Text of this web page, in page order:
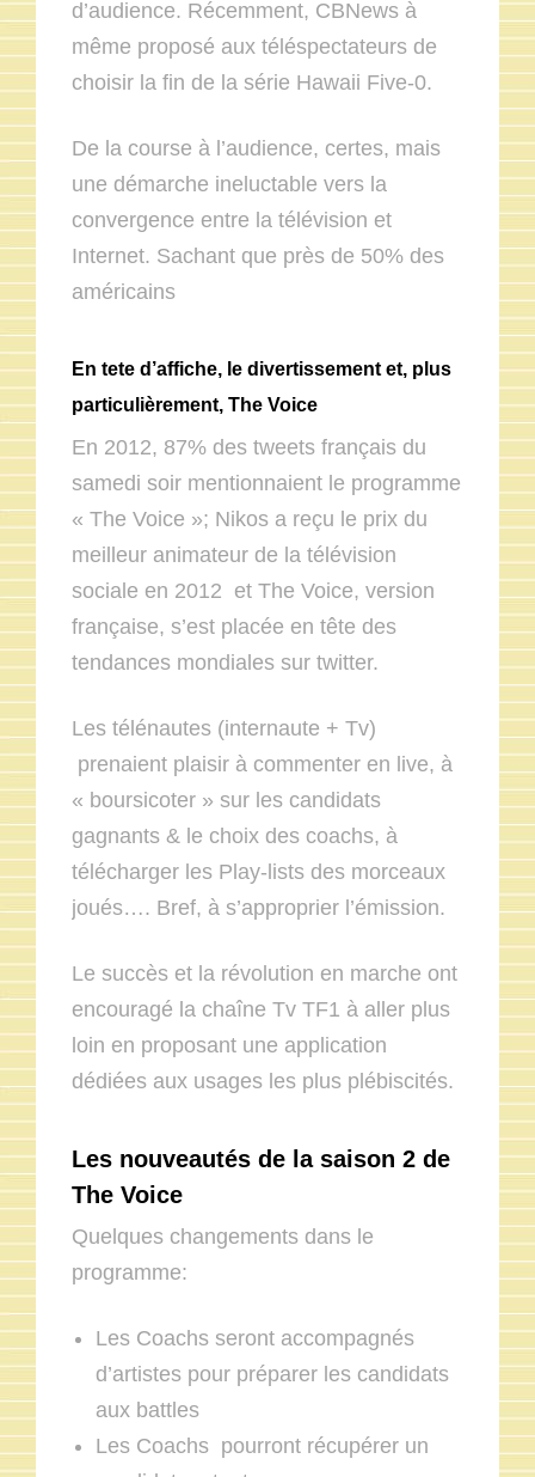
d’audience. Récemment, CBNews à
même proposé aux téléspectateurs de
choisir la fin de la série Hawaii Five-0.
De la course à l’audience, certes, mais
une démarche ineluctable vers la
convergence entre la télévision et
Internet. Sachant que près de 50% des
américains
En tete d’affiche, le divertissement et, plus
particulièrement, The Voice
En 2012, 87% des tweets français du
samedi soir mentionnaient le programme
« The Voice »; Nikos a reçu le prix du
meilleur animateur de la télévision
sociale en 2012 et The Voice, version
française, s’est placée en tête des
tendances mondiales sur twitter.
Les télénautes (internaute + Tv)
prenaient plaisir à commenter en live, à
« boursicoter » sur les candidats
gagnants & le choix des coachs, à
télécharger les Play-lists des morceaux
joués…. Bref, à s’approprier l’émission.
Le succès et la révolution en marche ont
encouragé la chaîne Tv TF1 à aller plus
loin en proposant une application
dédiées aux usages les plus plébiscités.
Les nouveautés de la saison 2 de
The Voice
Quelques changements dans le
programme:
Les Coachs seront accompagnés
d’artistes pour préparer les candidats
aux battles
Les Coachs pourront récupérer un